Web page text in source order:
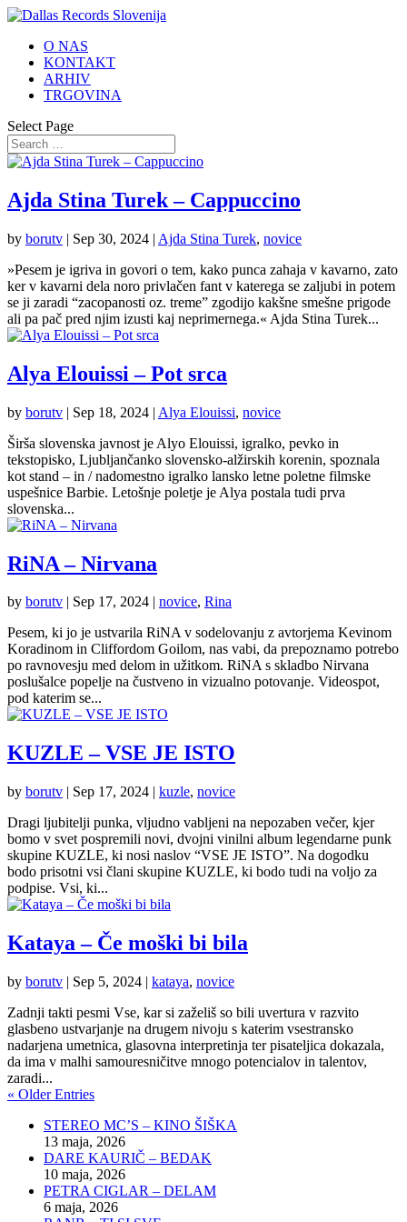
O NAS
KONTAKT
ARHIV
TRGOVINA
Select Page
Ajda Stina Turek – Cappuccino
by borutv | Sep 30, 2024 | Ajda Stina Turek, novice
»Pesem je igriva in govori o tem, kako punca zahaja v kavarno, zato
ker v kavarni dela noro privlačen fant v katerega se zaljubi in potem
se ji zaradi “zacopanosti oz. treme” zgodijo kakšne smešne prigode
ali pa pač pred njim izusti kaj neprimernega.« Ajda Stina Turek...
Alya Elouissi – Pot srca
by borutv | Sep 18, 2024 | Alya Elouissi, novice
Širša slovenska javnost je Alyo Elouissi, igralko, pevko in
tekstopisko, Ljubljančanko slovensko-alžirskih korenin, spoznala
kot stand – in / nadomestno igralko lansko letne poletne filmske
uspešnice Barbie. Letošnje poletje je Alya postala tudi prva
slovenska...
RiNA – Nirvana
by borutv | Sep 17, 2024 | novice, Rina
Pesem, ki jo je ustvarila RiNA v sodelovanju z avtorjema Kevinom
Koradinom in Cliffordom Goilom, nas vabi, da prepoznamo potrebo
po ravnovesju med delom in užitkom. RiNA s skladbo Nirvana
poslušalce popelje na čustveno in vizualno potovanje. Videospot,
pod katerim se...
KUZLE – VSE JE ISTO
by borutv | Sep 17, 2024 | kuzle, novice
Dragi ljubitelji punka, vljudno vabljeni na nepozaben večer, kjer
bomo v svet pospremili novi, dvojni vinilni album legendarne punk
skupine KUZLE, ki nosi naslov “VSE JE ISTO”. Na dogodku
bodo prisotni vsi člani skupine KUZLE, ki bodo tudi na voljo za
podpise. Vsi, ki...
Kataya – Če moški bi bila
by borutv | Sep 5, 2024 | kataya, novice
Zadnji takti pesmi Vse, kar si zaželiš so bili uvertura v razvito
glasbeno ustvarjanje na drugem nivoju s katerim vsestransko
nadarjena umetnica, glasovna interpretinja ter pisateljica dokazala,
da ima v malhi samouresničitve mnogo potencialov in talentov,
zaradi...
« Older Entries
STEREO MC’S – KINO ŠIŠKA
13 maja, 2026
DARE KAURIČ – BEDAK
10 maja, 2026
PETRA CIGLAR – DELAM
6 maja, 2026